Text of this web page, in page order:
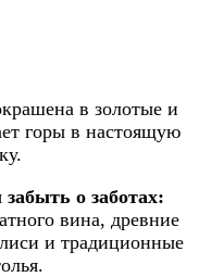
в золотые и
горы в настоящую
о заботах:
вина, древние
и традиционные